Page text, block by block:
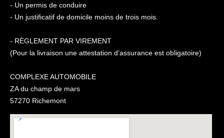
- Un permis de conduire
- Un justificatif de domicile moins de trois mois.
- RÈGLEMENT PAR VIREMENT
(Pour la livraison une attestation d’assurance est obligatoire)
COMPLEXE AUTOMOBILE
ZA du champ de mars
57270 Richemont